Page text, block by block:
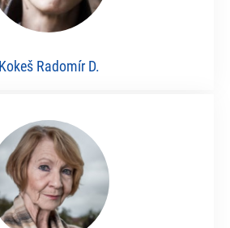
Kokeš Radomír D.